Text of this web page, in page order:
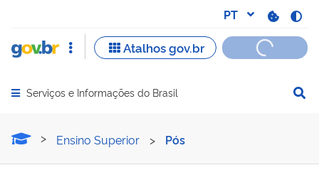
Abrir menu principal de navegação
Serviços e Informações do Brasil
Participar de processo
Ensino Superior > Pós